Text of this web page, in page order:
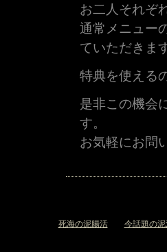
お二人それぞ
通常メニュー
ていただきます
特典を使える
是非この機会
す。
お気軽にお問
死海の泥腸活 今話題の